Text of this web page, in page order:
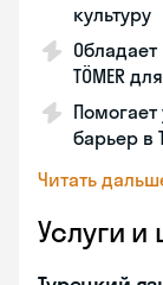
культуру
TÖMER
барьер в
Читать
Услуги и